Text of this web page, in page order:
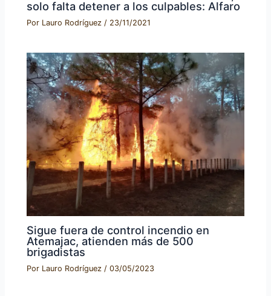
solo falta detener a los culpables: Alfaro
Por Lauro Rodríguez / 23/11/2021
Sigue fuera de control incendio en
Atemajac, atienden más de 500
brigadistas
Por Lauro Rodríguez/03/05/2023